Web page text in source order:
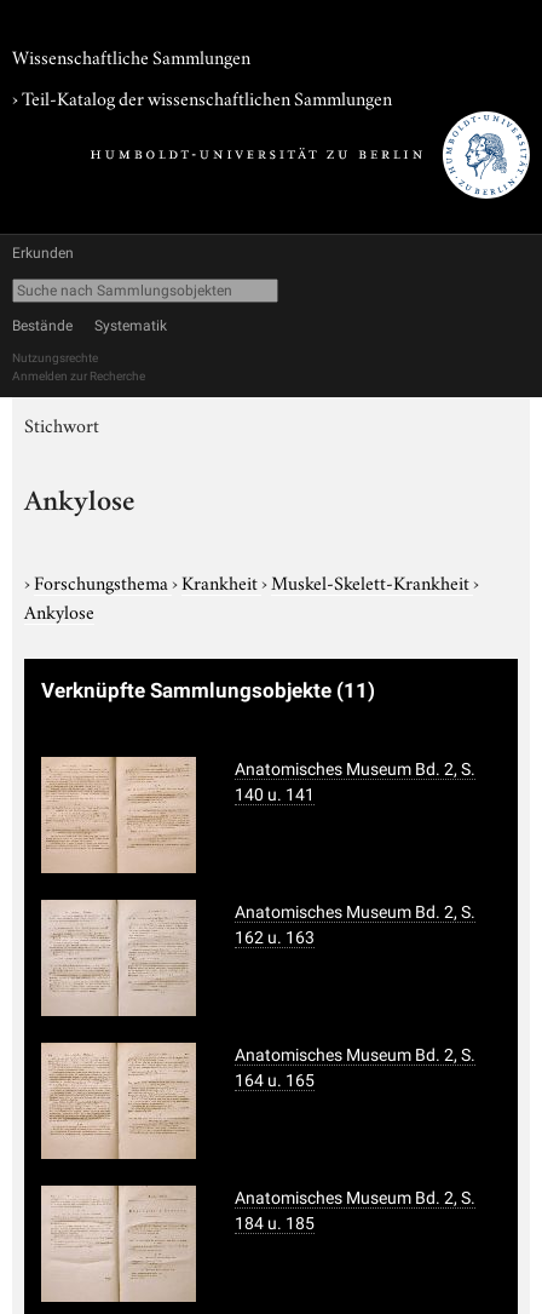
Wissenschaftliche Sammlungen
› Teil-Katalog der wissenschaftlichen Sammlungen
Erkunden
Bestände Systematik
Nutzungsrechte
Anmelden zur Recherche
Stichwort
Ankylose
›Forschungsthema›Krankheit›Muskel-Skelett-Krankheit›
Ankylose
Verknüpfte Sammlungsobjekte (11)
Anatomisches Museum Bd. 2, S.
140 u. 141
Anatomisches Museum Bd. 2, S.
162 u. 163
Anatomisches Museum Bd. 2, S.
164 u. 165
Anatomisches Museum Bd. 2, S.
184 u. 185